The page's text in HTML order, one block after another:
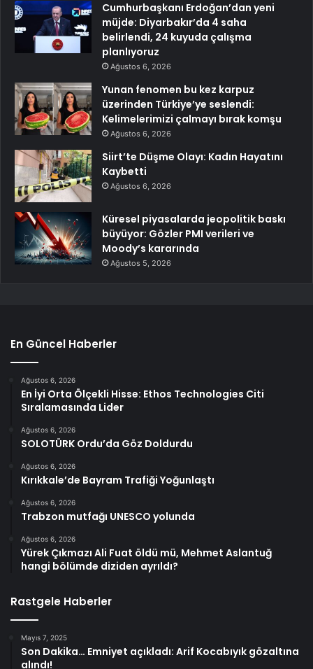
Cumhurbaşkanı Erdoğan’dan yeni
müjde: Diyarbakır’da 4 saha
belirlendi, 24 kuyuda çalışma
planlıyoruz
Ağustos 6, 2026
Yunan fenomen bu kez karpuz
üzerinden Türkiye’ye seslendi:
Kelimelerimizi çalmayı bırak komşu
Ağustos 6, 2026
Siirt’te Düşme Olayı: Kadın Hayatını
Kaybetti
Ağustos 6, 2026
Küresel piyasalarda jeopolitik baskı
büyüyor: Gözler PMI verileri ve
Moody’s kararında
Ağustos 5, 2026
En Güncel Haberler
Ağustos 6, 2026
En İyi Orta Ölçekli Hisse: Ethos Technologies Citi
Sıralamasında Lider
Ağustos 6, 2026
SOLOTÜRK Ordu’da Göz Doldurdu
Ağustos 6, 2026
Kırıkkale’de Bayram Trafiği Yoğunlaştı
Ağustos 6, 2026
Trabzon mutfağı UNESCO yolunda
Ağustos 6, 2026
Yürek Çıkmazı Ali Fuat öldü mü, Mehmet Aslantuğ
hangi bölümde diziden ayrıldı?
Rastgele Haberler
Mayıs 7, 2025
Son Dakika… Emniyet açıkladı: Arif Kocabıyık gözaltına
alındı!